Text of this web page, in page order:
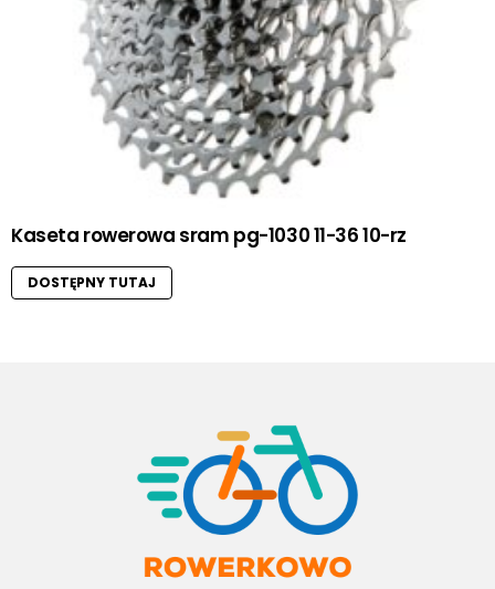
Kaseta rowerowa sram pg-1030 11-36 10-rz
DOSTĘPNY TUTAJ